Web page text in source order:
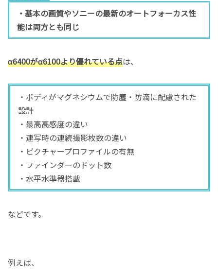
・基本の画質やソニーの最新のオートフォーカス性
能は両方とも同じ
α6400がα6100より優れている点は、
・ボディがマグネシウムで防塵・防滴に配慮された
設計
・最高高感度の違い
・連写時の連続撮影枚数の違い
・ピクチャープロファイルの有無
・ファインダーのドット数
・水平水準器搭載
などです。
例えば、